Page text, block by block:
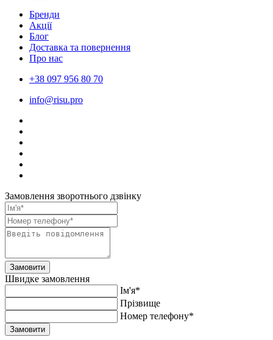
Бренди
Акції
Блог
Доставка та повернення
Про нас
+38 097 956 80 70
info@risu.pro
Замовлення зворотнього дзвінку
Замовити
Швидке замовлення
Ім'я*
Прiзвище
Номер телефону*